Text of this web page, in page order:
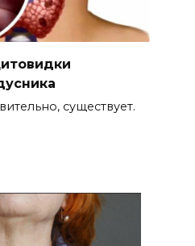
существует.